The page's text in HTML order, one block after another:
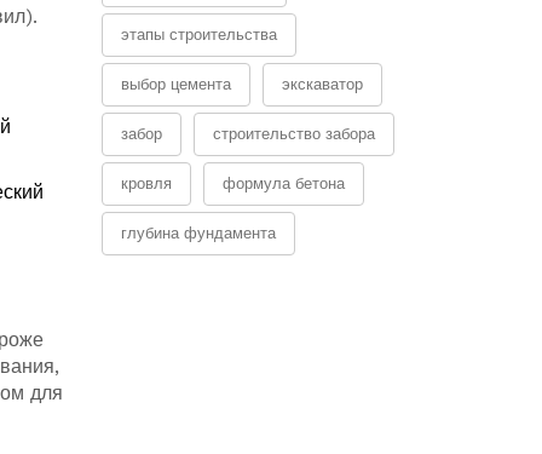
для
этапы строительства
выбор цемента экскаватор
забор строительство забора
кровля формула бетона
глубина фундамента